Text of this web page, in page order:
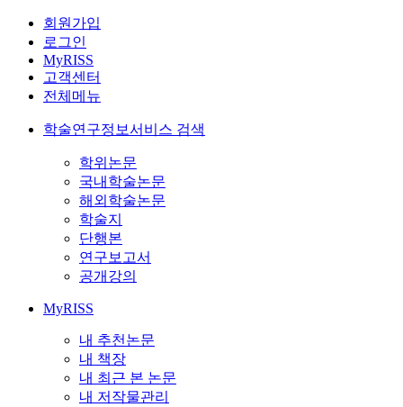
회원가입
로그인
MyRISS
고객센터
전체메뉴
학술연구정보서비스 검색
학위논문
국내학술논문
해외학술논문
학술지
단행본
연구보고서
공개강의
MyRISS
내 추천논문
내 책장
내 최근 본 논문
내 저작물관리